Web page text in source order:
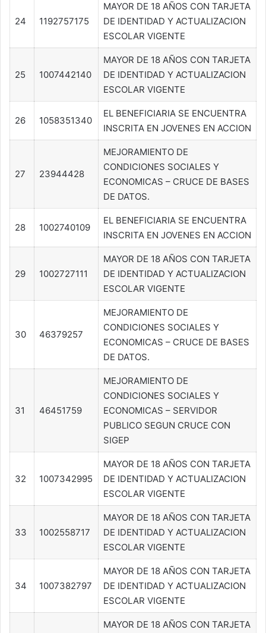
24 1192757175
MAYOR DE 18 AÑOS CON TARJETA
DE IDENTIDAD Y ACTUALIZACION
ESCOLAR VIGENTE
25 1007442140
MAYOR DE 18 AÑOS CON TARJETA
DE IDENTIDAD Y ACTUALIZACION
ESCOLAR VIGENTE
26 1058351340
EL BENEFICIARIA SE ENCUENTRA
INSCRITA EN JOVENES EN ACCION
27 23944428
MEJORAMIENTO DE
CONDICIONES SOCIALES Y
ECONOMICAS – CRUCE DE BASES
DE DATOS.
28 1002740109
EL BENEFICIARIA SE ENCUENTRA
INSCRITA EN JOVENES EN ACCION
29 1002727111
MAYOR DE 18 AÑOS CON TARJETA
DE IDENTIDAD Y ACTUALIZACION
ESCOLAR VIGENTE
30 46379257
MEJORAMIENTO DE
CONDICIONES SOCIALES Y
ECONOMICAS – CRUCE DE BASES
DE DATOS.
31 46451759
MEJORAMIENTO DE
CONDICIONES SOCIALES Y
ECONOMICAS – SERVIDOR
PUBLICO SEGUN CRUCE CON
SIGEP
32 1007342995
MAYOR DE 18 AÑOS CON TARJETA
DE IDENTIDAD Y ACTUALIZACION
ESCOLAR VIGENTE
33 1002558717
MAYOR DE 18 AÑOS CON TARJETA
DE IDENTIDAD Y ACTUALIZACION
ESCOLAR VIGENTE
34 1007382797
MAYOR DE 18 AÑOS CON TARJETA
DE IDENTIDAD Y ACTUALIZACION
ESCOLAR VIGENTE
MAYOR DE 18 AÑOS CON TARJETA